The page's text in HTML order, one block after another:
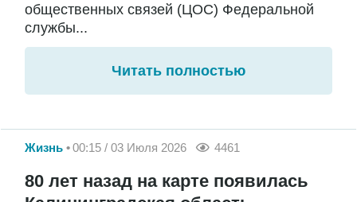
общественных связей (ЦОС) Федеральной
службы...
Читать полностью
Жизнь 00:15 / 03 Июля 2026 4461
80 лет назад на карте появилась